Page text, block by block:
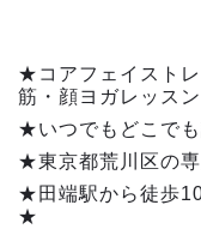
★コアフェイスト
筋・顔ヨガレッス
★いつでもどこで
★東京都荒川区の
★田端駅から徒歩
★